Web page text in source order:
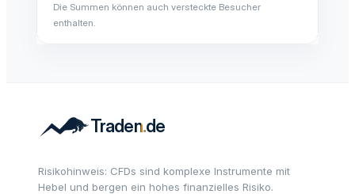
Die Summen können auch versteckte Besucher
enthalten.
Risikohinweis: CFDs sind komplexe Instrumente mit
Hebel und bergen ein hohes finanzielles Risiko.